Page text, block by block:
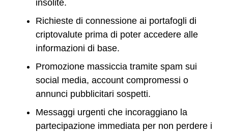
insolite.
Richieste di connessione ai portafogli di
criptovalute prima di poter accedere alle
informazioni di base.
Promozione massiccia tramite spam sui
social media, account compromessi o
annunci pubblicitari sospetti.
Messaggi urgenti che incoraggiano la
partecipazione immediata per non perdere i